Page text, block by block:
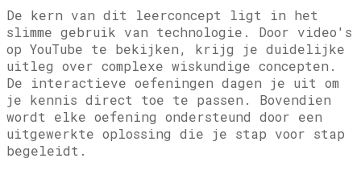
De kern van dit leerconcept ligt in het
slimme gebruik van technologie. Door video's
op YouTube te bekijken, krijg je duidelijke
uitleg over complexe wiskundige concepten.
De interactieve oefeningen dagen je uit om
je kennis direct toe te passen. Bovendien
wordt elke oefening ondersteund door een
uitgewerkte oplossing die je stap voor stap
begeleidt.